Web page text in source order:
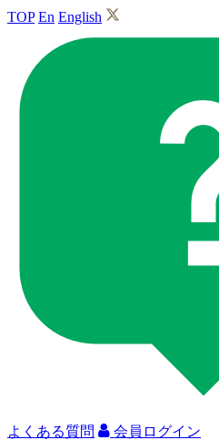
TOP En English
よくある質問 会員ログイン